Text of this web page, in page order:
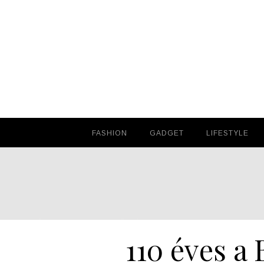
FASHION
FASHION GADGET
GADGET LIFESTYLE
LIFESTYLE
110 éves